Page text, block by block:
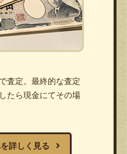
査定。最終的な査定
たら現金にてその場
詳しく見る